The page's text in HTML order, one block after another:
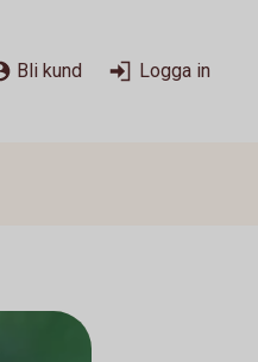
Bli kund Logga in